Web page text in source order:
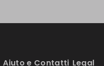
Aiuto e Contatti Legal